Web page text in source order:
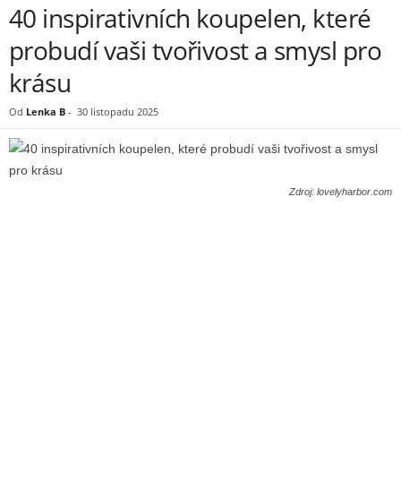
40 inspirativních koupelen, které
probudí vaši tvořivost a smysl pro
krásu
Od Lenka B - 30 listopadu 2025
Zdroj: lovelyharbor.com